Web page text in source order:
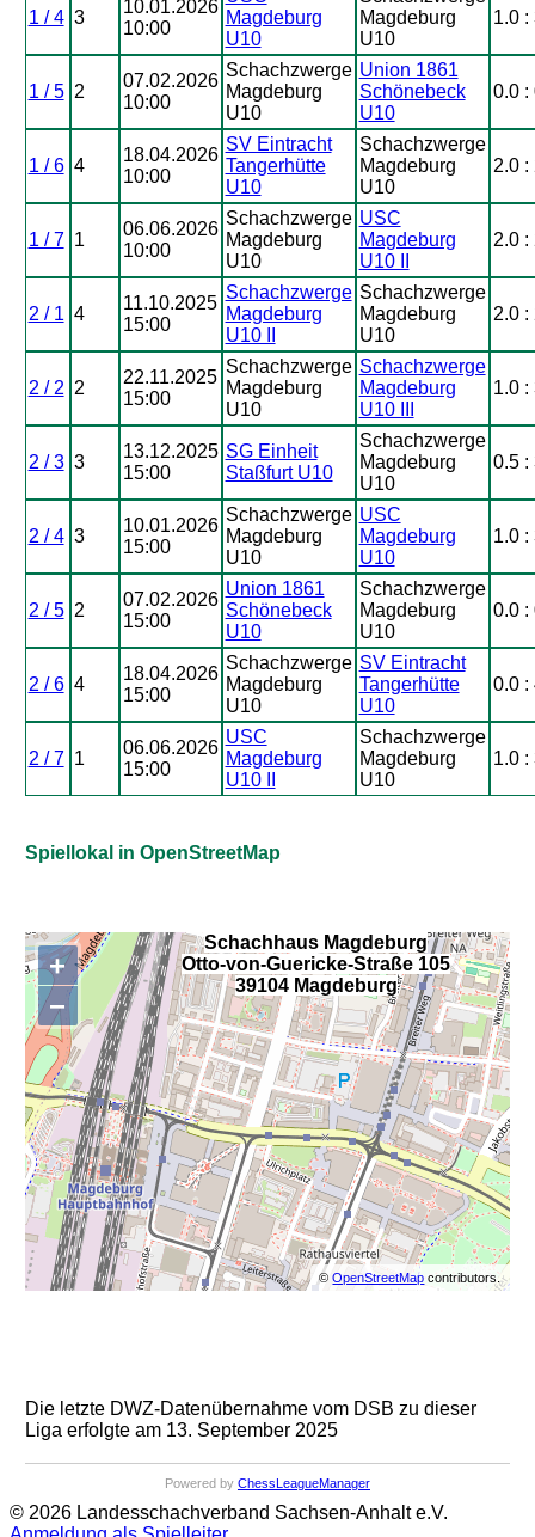
1 / 4 3
10.01.2026
10:00
Magdeburg
U10
Magdeburg
U10
1.0 :
1 / 5 2
07.02.2026
10:00
Schachzwerge
Magdeburg
U10
Union 1861
Schönebeck
U10
0.0 :
1 / 6 4
18.04.2026
10:00
SV Eintracht
Tangerhütte
U10
Schachzwerge
Magdeburg
U10
2.0 :
1 / 7 1
06.06.2026
10:00
Schachzwerge
Magdeburg
U10
USC
Magdeburg
U10 II
2.0 :
2 / 1 4
11.10.2025
15:00
Schachzwerge
Magdeburg
U10 II
Schachzwerge
Magdeburg
U10
2.0 :
2 / 2 2
22.11.2025
15:00
Schachzwerge
Magdeburg
U10
Schachzwerge
Magdeburg
U10 III
1.0 :
2 / 3 3
13.12.2025
15:00
SG Einheit
Staßfurt U10
Schachzwerge
Magdeburg
U10
0.5 :
2 / 4 3
10.01.2026
15:00
Schachzwerge
Magdeburg
U10
USC
Magdeburg
U10
1.0 :
2 / 5 2
07.02.2026
15:00
Union 1861
Schönebeck
U10
Schachzwerge
Magdeburg
U10
0.0 :
2 / 6 4
18.04.2026
15:00
Schachzwerge
Magdeburg
U10
SV Eintracht
Tangerhütte
U10
0.0 :
2 / 7 1
06.06.2026
15:00
USC
Magdeburg
U10 II
Schachzwerge
Magdeburg
U10
1.0 :
Spiellokal in OpenStreetMap
+
−
©OpenStreetMap contributors.
Schachhaus Magdeburg
Otto-von-Guericke-Straße 105
39104 Magdeburg
,
Die letzte DWZ-Datenübernahme vom DSB zu dieser
Liga erfolgte am 13. September 2025
Powered by ChessLeagueManager
© 2026 Landesschachverband Sachsen-Anhalt e.V.